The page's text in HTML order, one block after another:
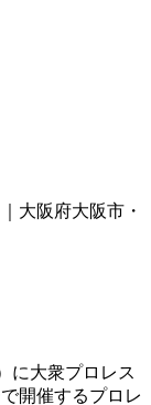
大阪府大阪市・
に大衆プロレス
開催するプロレ